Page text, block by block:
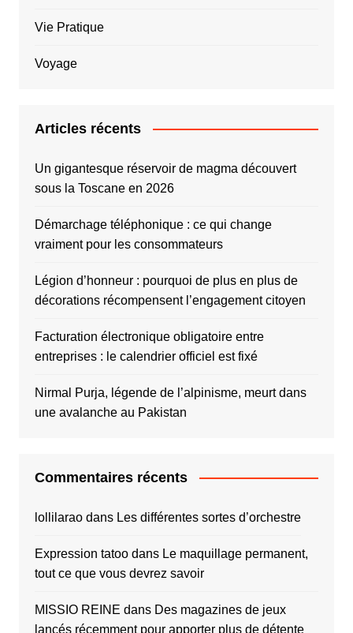
Vie Pratique
Voyage
Articles récents
Un gigantesque réservoir de magma découvert
sous la Toscane en 2026
Démarchage téléphonique : ce qui change
vraiment pour les consommateurs
Légion d’honneur : pourquoi de plus en plus de
décorations récompensent l’engagement citoyen
Facturation électronique obligatoire entre
entreprises : le calendrier officiel est fixé
Nirmal Purja, légende de l’alpinisme, meurt dans
une avalanche au Pakistan
Commentaires récents
lollilaraodans Les différentes sortes d’orchestre
Expression tatoodans Le maquillage permanent,
tout ce que vous devrez savoir
MISSIO REINE dans Des magazines de jeux
lancés récemment pour apporter plus de détente